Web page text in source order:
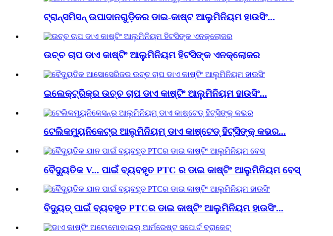
ଟ୍ରାନ୍ସମିସନ୍ ଉପାଦାନଗୁଡ଼ିକର ଡାଇ-କାଷ୍ଟ ଆଲୁମିନିୟମ ହାଉସିଂ...
ଉଚ୍ଚ ଚାପ ଡାଏ କାଷ୍ଟିଂ ଆଲୁମିନିୟମ ହିଟସିଙ୍କ ଏନକ୍ଲୋଜର
ଇଲେକ୍ଟ୍ରିକ୍‌ର ଉଚ୍ଚ ଚାପ ଡାଏ କାଷ୍ଟିଂ ଆଲୁମିନିୟମ ହାଉସିଂ...
ଟେଲିକମ୍ୟୁନିକେଟ୍‌ର ଆଲୁମିନିୟମ୍ ଡାଏ କାଷ୍ଟେଡ୍ ହିଟ୍‌ସିଙ୍କ୍ କଭର...
ବୈଦ୍ୟୁତିକ V... ପାଇଁ ବ୍ୟବହୃତ PTC ର ଡାଇ କାଷ୍ଟିଂ ଆଲୁମିନିୟମ ବେସ୍
ବିଦ୍ୟୁତ୍ ପାଇଁ ବ୍ୟବହୃତ PTCର ଡାଇ କାଷ୍ଟିଂ ଆଲୁମିନିୟମ ହାଉସିଂ...